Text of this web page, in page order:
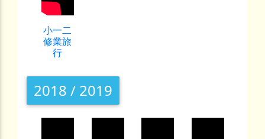
小一二
修業旅
行
2018 / 2019